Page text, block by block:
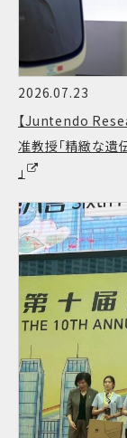
2026.07.23
【Juntendo
准教授「精緻な
」